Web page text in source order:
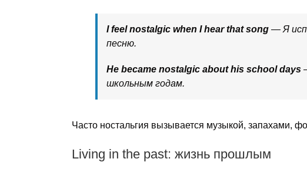
I feel nostalgic when I hear that song — Я
песню.
He became nostalgic about his school days
школьным годам.
Часто ностальгия вызывается музыкой, запахами,
Living in the past: жизнь прошлым